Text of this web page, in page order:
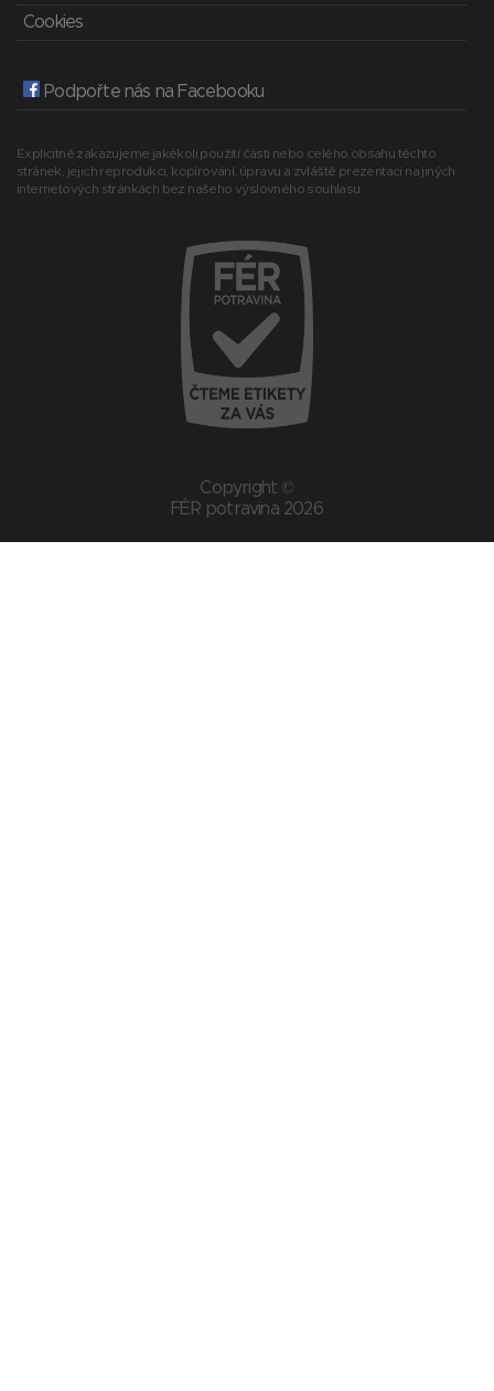
Cookies
Podpořte nás na Facebooku
Explicitně zakazujeme jakékoli použití části nebo celého obsahu těchto
stránek, jejich reprodukci, kopírování, úpravu a zvláště prezentaci na jiných
internetových stránkách bez našeho výslovného souhlasu.
Copyright ©
FÉR potravina 2026